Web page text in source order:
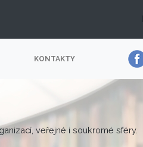
KONTAKTY
veřejné i soukromé sféry.